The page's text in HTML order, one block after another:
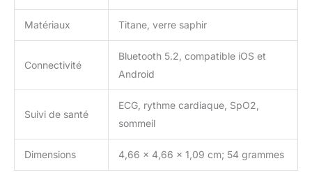
Matériaux Titane, verre saphir
Connectivité
Bluetooth 5.2, compatible iOS et
Android
Suivi de santé
ECG, rythme cardiaque, SpO2,
sommeil
Dimensions 4,66 x 4,66 x 1,09 cm; 54 grammes